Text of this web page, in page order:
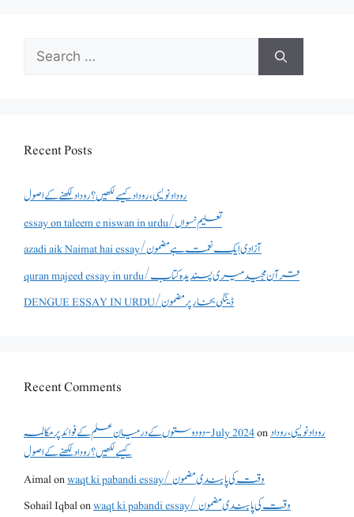
Search
for:
Recent Posts
روداد نویسی ،روداد کیسے لکھیں؟ روداد لکھنے کے اصول
essay on taleem e niswan in urdu/تعلیم نسواں
azadi aik Naimat hai essay/آزادی ایک نعمت ہے مضمون
quran majeed essay in urdu/قرآن مجید میری پسندیدہ کتاب
DENGUE ESSAY IN URDU/ڈینگی بخار پر مضمون
Recent Comments
دو دوستوں کے درمیان علم کے فوائد پر مکالمہ - July 2024onروداد نویسی ،روداد
کیسے لکھیں؟ روداد لکھنے کے اصول
Aimalon
waqt ki pabandi essay/ وقت کی پابندی مضمون
Sohail Iqbalon
waqt ki pabandi essay/ وقت کی پابندی مضمون